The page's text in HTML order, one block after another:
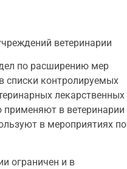
ветеринарии
по расширению мер
списки контролируемых
лекарственных
в ветеринарии
в мероприятиях по
ограничен и в